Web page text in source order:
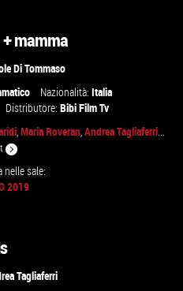
mamma
Di Tommaso
Nazionalità:Italia
Distributore:Bibi Film Tv
,Maria Roveran,Andrea Tagliaferri...
nelle sale:
2019
Tagliaferri